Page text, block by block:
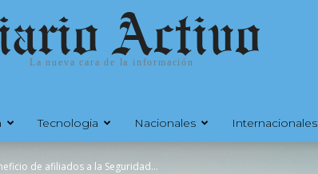
Activo
La nueva cara de la información
Tecnologia Nacionales Internacionales
de afiliados a la Seguridad...